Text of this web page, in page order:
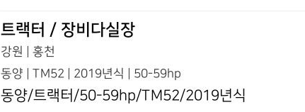
트랙터 / 장비다실장
강원 | 홍천
동양 | TM52 | 2019년식 | 50-59hp
동양/트랙터/50-59hp/TM52/2019년식